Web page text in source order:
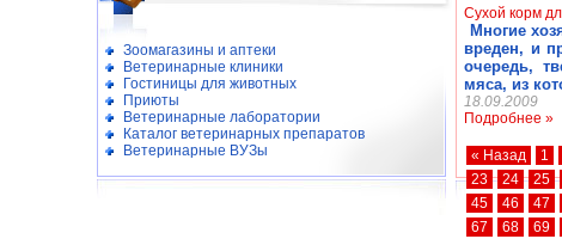
Зоомагазины и аптеки
Ветеринарные клиники
Гостиницы для животных
Приюты
Ветеринарные лаборатории
Каталог ветеринарных препаратов
Ветеринарные ВУЗы
Сухой корм
Многие
вреден, и
очередь,
мяса, из
18.09.2009
Подробнее »
« Назад 1
23
24 25
45
46 47
67
68 69